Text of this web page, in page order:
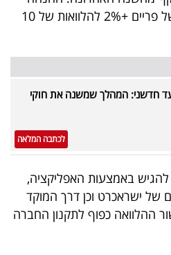
תינתן עד לריבית מינימום של פריים +2% להלוואות של 10
חדשני: המהלך שמשנה את חוקי
לכתבה המלאה
באמצעות האפליקציה,
של ישראכרט וכן דרך המוקד
ההלוואה כפוף לתקנון החברה